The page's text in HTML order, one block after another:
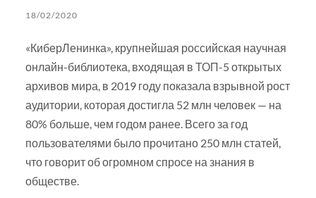
18/02/2020
«КиберЛенинка», крупнейшая российская научная
онлайн-библиотека, входящая в ТОП-5 открытых
архивов мира, в 2019 году показала взрывной рост
аудитории, которая достигла 52 млн человек — на
80% больше, чем годом ранее. Всего за год
пользователями было прочитано 250 млн статей,
что говорит об огромном спросе на знания в
обществе.